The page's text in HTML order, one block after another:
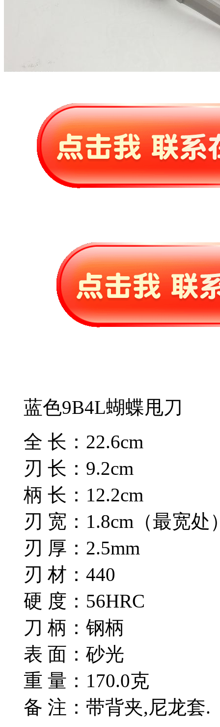
蓝色9B4L蝴蝶甩刀
全 长：22.6cm
刃 长：9.2cm
柄 长：12.2cm
刃 宽：1.8cm（最宽处
刃 厚：2.5mm
刃 材：440
硬 度：56HRC
刀 柄：钢柄
表 面：砂光
重 量：170.0克
备 注：带背夹,尼龙套.